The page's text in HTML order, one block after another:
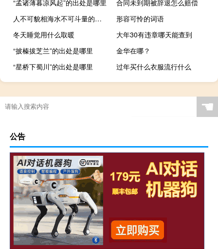
“孟诸薄暮凉风起”的出处是哪里
合同未到期被辞退怎么赔偿
人不可貌相海水不可斗量的意思解释的意思
形容可怜的词语
冬天睡觉用什么取暖
大年30有违章哪天能查到
“披榛拔芝兰”的出处是哪里
金华在哪？
“星桥下蜀川”的出处是哪里
过年买什么衣服流行什么
☚
公告